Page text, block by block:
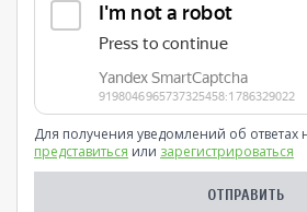
Для получения уведомлений об
представиться или зарегистрироваться